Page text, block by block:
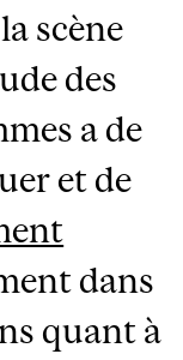
scène
des
a de
et de
dans
quant à